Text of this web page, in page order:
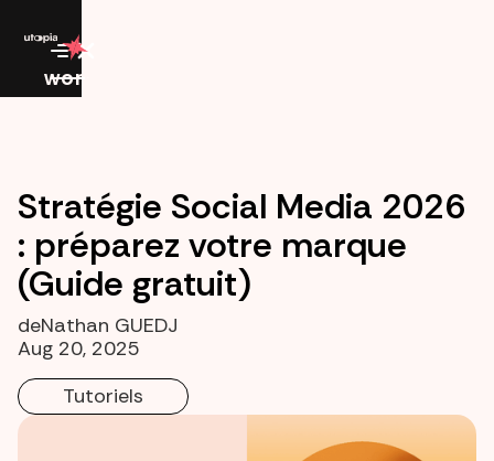
work
Stratégie Social Media 2026
: préparez votre marque
(Guide gratuit)
deNathan GUEDJ
Aug 20, 2025
Tutoriels